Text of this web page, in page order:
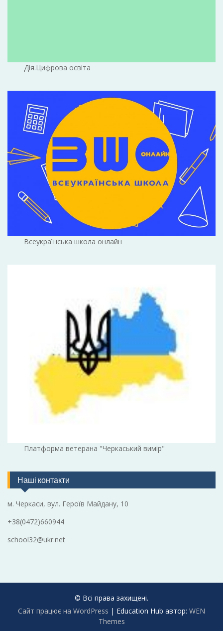
Дія.Цифрова освіта
Всеукраїнська школа онлайн
Платформа ветерана "Черкаський вимір"
Наші контакти
м. Черкаси, вул. Героїв Майдану, 10
+38(0472)660944
school32@ukr.net
© Всі права захищені.
Сайт працює на WordPress | Education Hub автор: WEN
Themes